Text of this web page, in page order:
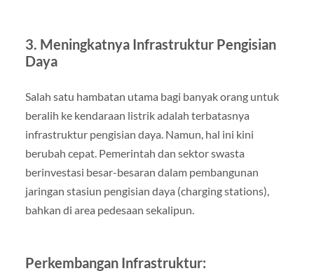
3. Meningkatnya Infrastruktur Pengisian
Daya
Salah satu hambatan utama bagi banyak orang untuk
beralih ke kendaraan listrik adalah terbatasnya
infrastruktur pengisian daya. Namun, hal ini kini
berubah cepat. Pemerintah dan sektor swasta
berinvestasi besar-besaran dalam pembangunan
jaringan stasiun pengisian daya (charging stations),
bahkan di area pedesaan sekalipun.
Perkembangan Infrastruktur: